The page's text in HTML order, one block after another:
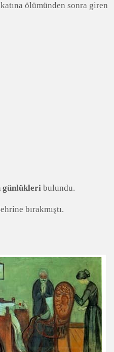
ölümünden sonra giren
günlükleri bulundu.
bırakmıştı.